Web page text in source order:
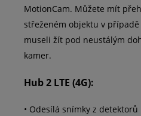
MotionCam. Můžete mít
střeženém objektu v
museli žít pod neustálým
kamer.
Hub 2 LTE (4G):
• Odesílá snímky z